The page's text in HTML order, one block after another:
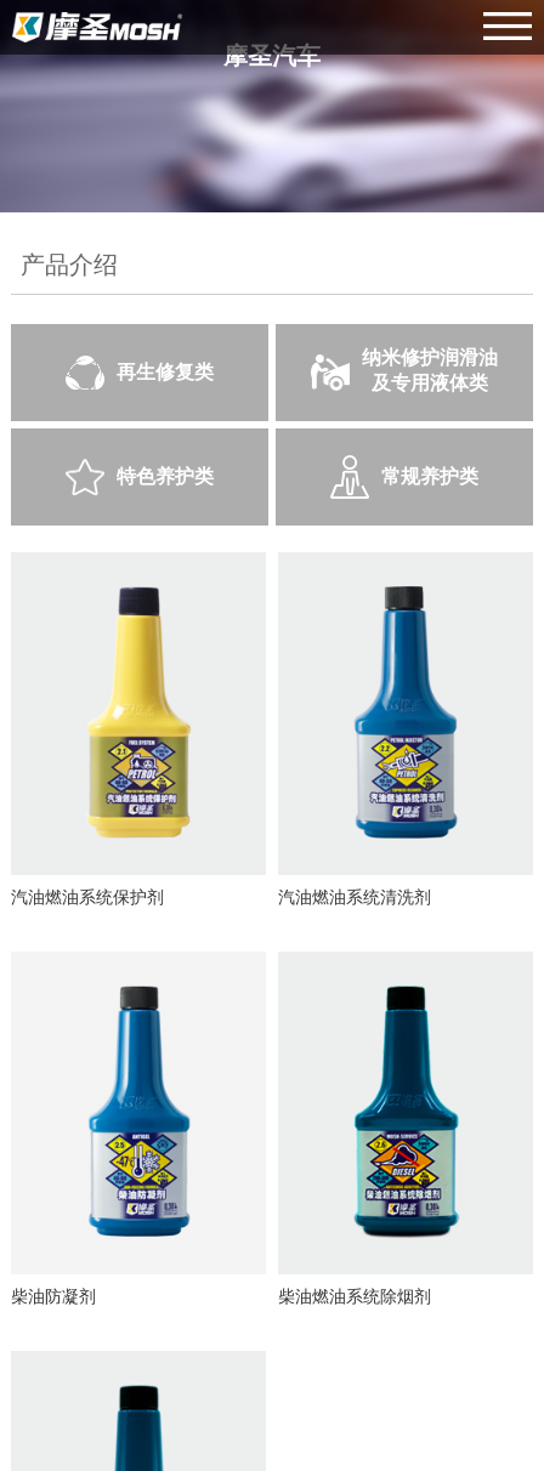
摩圣汽车
产品介绍
再生修复类
纳米修护润滑油
及专用液体类
特色养护类 常规养护类
汽油燃油系统保护剂 汽油燃油系统清洗剂
柴油防凝剂 柴油燃油系统除烟剂